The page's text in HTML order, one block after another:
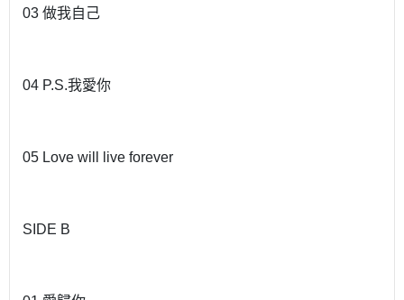
03 做我自己
04 P.S.我愛你
05 Love will live forever
SIDE B